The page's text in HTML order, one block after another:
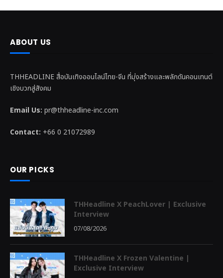
ABOUT US
THHEADLINE สื่อบันเทิงออนไลน์ไทย-จีน ที่มุ่งสร้างและพลักดันคอนเทนต์
เชิงบวกสู่สังคม
Email Us: pr@thheadline-inc.com
Contact: +66 0 21072989
OUR PICKS
THHeadline X PeachLover | Exclusive
Interview
07/08/2026
THHeadline X Frozen Valentine |
Exclusive Interview